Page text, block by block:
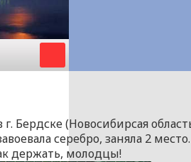
Бердске (Новосибирсая
серебро, заняла 2
держать, молодцы!